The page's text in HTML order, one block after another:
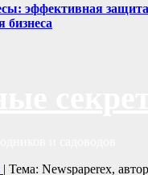
эффективная
бизнеса
| Тема: Newspaperex, автор